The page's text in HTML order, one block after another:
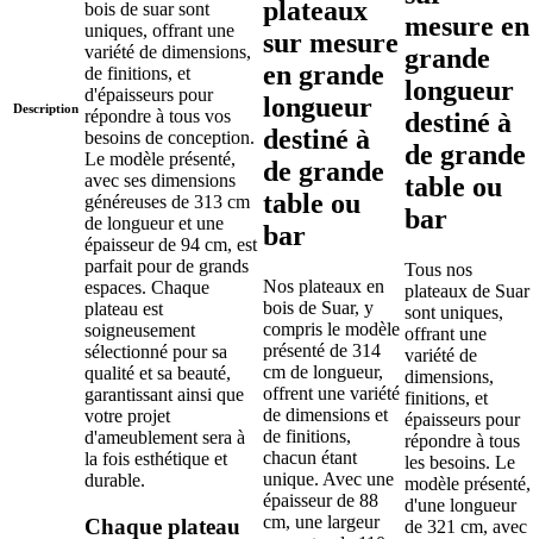
Description
bois de suar sont
uniques, offrant une
variété de dimensions,
de finitions, et
d'épaisseurs pour
répondre à tous vos
besoins de conception.
Le modèle présenté,
avec ses dimensions
généreuses de 313 cm
de longueur et une
épaisseur de 94 cm, est
parfait pour de grands
espaces. Chaque
plateau est
soigneusement
sélectionné pour sa
qualité et sa beauté,
garantissant ainsi que
votre projet
d'ameublement sera à
la fois esthétique et
durable.
Chaque plateau
plateaux
sur mesure
en grande
longueur
destiné à
de grande
table ou
bar
Nos plateaux en
bois de Suar, y
compris le modèle
présenté de 314
cm de longueur,
offrent une variété
de dimensions et
de finitions,
chacun étant
unique. Avec une
épaisseur de 88
cm, une largeur
mesure en
grande
longueur
destiné à
de grande
table ou
bar
Tous nos
plateaux de Suar
sont uniques,
offrant une
variété de
dimensions,
finitions, et
épaisseurs pour
répondre à tous
les besoins. Le
modèle présenté,
d'une longueur
de 321 cm, avec